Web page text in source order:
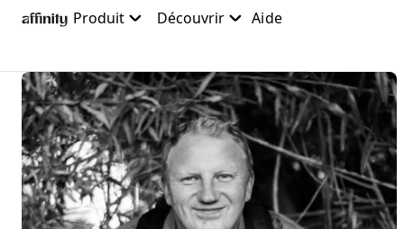
Accéder
principal
Produit Découvrir Aide